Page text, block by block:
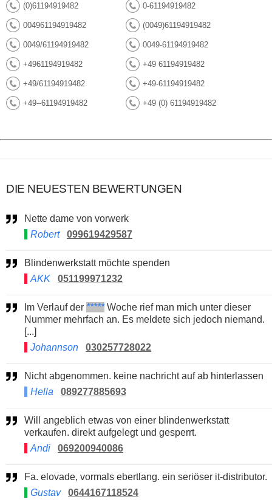
(0)61194919482 0-61194919482
004961194919482 (0049)61194919482
0049/61194919482 0049-61194919482
+4961194919482 +49 61194919482
+49/61194919482 +49-61194919482
+49--61194919482 +49 (0) 61194919482
DIE NEUESTEN BEWERTUNGEN
Nette dame von vorwerk
Robert
099619429587
Blindenwerkstatt möchte spenden
AKK
051199971232
Im Verlauf der *****Woche rief man mich unter dieser
Nummer mehrfach an. Es meldete sich jedoch niemand.
[...]
Johannson
030257728022
Nicht abgenommen. keine nachricht auf ab hinterlassen
Hella
089277885693
Will angeblich etwas von einer blindenwerkstatt
verkaufen. direkt aufgelegt und gesperrt.
Andi
069200940086
Fa. elovade, vormals ebertlang. ein seriöser it-distributor.
Gustav
0644167118524